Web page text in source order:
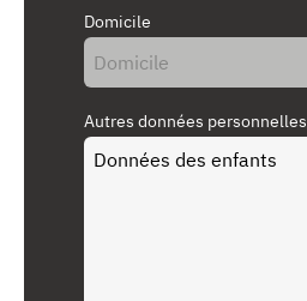
Domicile
Autres données personnelles